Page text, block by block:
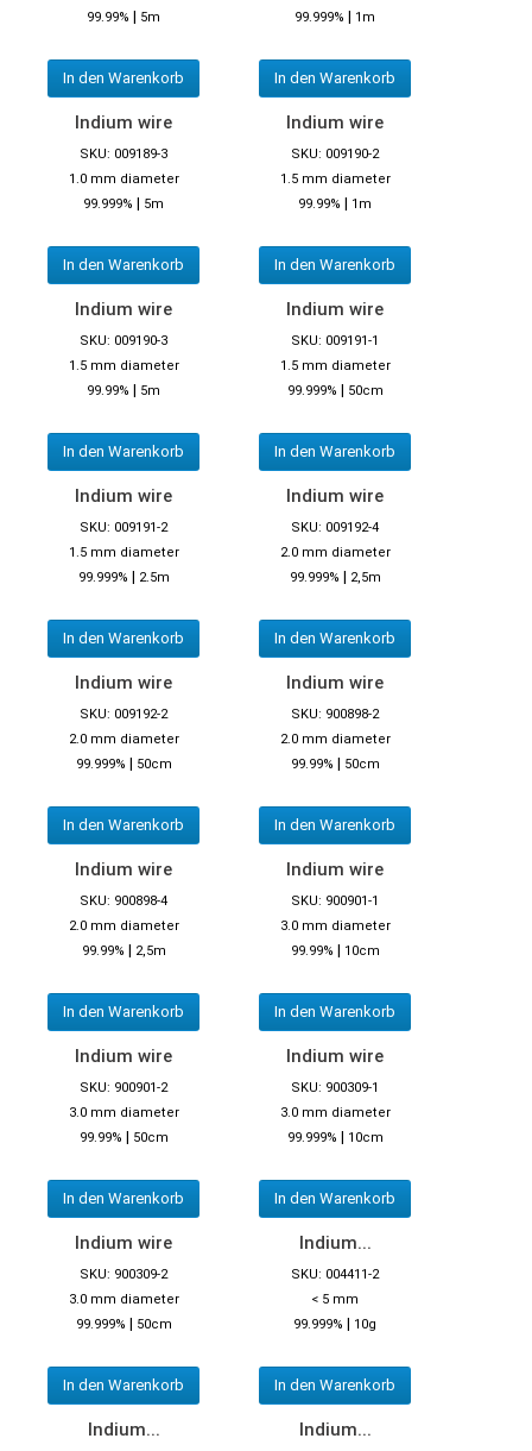
99.99% | 5m
In den Warenkorb
99.999% | 1m
In den Warenkorb
Indium wire
SKU: 009189-3
1.0 mm diameter
99.999% | 5m
In den Warenkorb
Indium wire
SKU: 009190-2
1.5 mm diameter
99.99% | 1m
In den Warenkorb
Indium wire
SKU: 009190-3
1.5 mm diameter
99.99% | 5m
In den Warenkorb
Indium wire
SKU: 009191-1
1.5 mm diameter
99.999% | 50cm
In den Warenkorb
Indium wire
SKU: 009191-2
1.5 mm diameter
99.999% | 2.5m
In den Warenkorb
Indium wire
SKU: 009192-4
2.0 mm diameter
99.999% | 2,5m
In den Warenkorb
Indium wire
SKU: 009192-2
2.0 mm diameter
99.999% | 50cm
In den Warenkorb
Indium wire
SKU: 900898-2
2.0 mm diameter
99.99% | 50cm
In den Warenkorb
Indium wire
SKU: 900898-4
2.0 mm diameter
99.99% | 2,5m
In den Warenkorb
Indium wire
SKU: 900901-1
3.0 mm diameter
99.99% | 10cm
In den Warenkorb
Indium wire
SKU: 900901-2
3.0 mm diameter
99.99% | 50cm
In den Warenkorb
Indium wire
SKU: 900309-1
3.0 mm diameter
99.999% | 10cm
In den Warenkorb
Indium wire
SKU: 900309-2
3.0 mm diameter
99.999% | 50cm
In den Warenkorb
Indium...
SKU: 004411-2
< 5 mm
99.999% | 10g
In den Warenkorb
Indium... Indium...